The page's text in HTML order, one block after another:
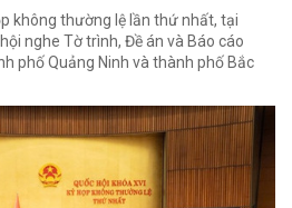
không thường lệ lần thứ nhất, tại
nghe Tờ trình, Đề án và Báo cáo
phố Quảng Ninh và thành phố Bắc